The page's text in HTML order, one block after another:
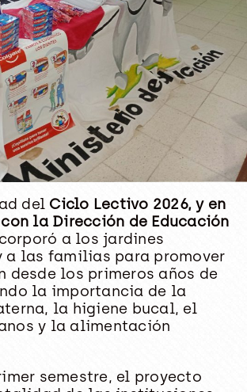
del Ciclo Lectivo 2026, y en
la Dirección de Educación
a los jardines
a las familias para promover
desde los primeros años de
la importancia de la
la higiene bucal, el
y la alimentación
semestre, el proyecto